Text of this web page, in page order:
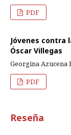
PDF
Jóvenes contra
Óscar Villegas
Georgina Azucena
PDF
Reseña